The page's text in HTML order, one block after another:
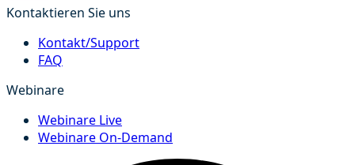
Kontaktieren Sie uns
Kontakt/Support
FAQ
Webinare
Webinare Live
Webinare On-Demand